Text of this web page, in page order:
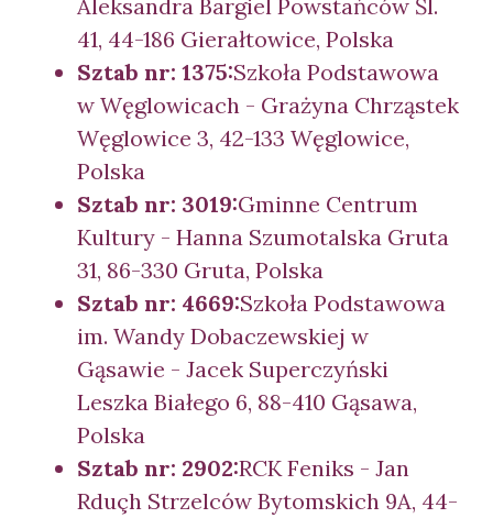
Aleksandra Bargiel Powstańców Śl.
41, 44-186 Gierałtowice, Polska
Sztab nr: 1375:Szkoła Podstawowa
w Węglowicach - Grażyna Chrząstek
Węglowice 3, 42-133 Węglowice,
Polska
Sztab nr: 3019:Gminne Centrum
Kultury - Hanna Szumotalska Gruta
31, 86-330 Gruta, Polska
Sztab nr: 4669:Szkoła Podstawowa
im. Wandy Dobaczewskiej w
Gąsawie - Jacek Superczyński
Leszka Białego 6, 88-410 Gąsawa,
Polska
Sztab nr: 2902:RCK Feniks - Jan
Rduçh Strzelców Bytomskich 9A, 44-